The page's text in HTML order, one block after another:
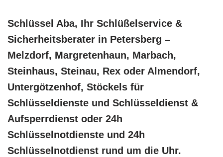
Schlüssel Aba, Ihr Schlüßelservice &
Sicherheitsberater in Petersberg –
Melzdorf, Margretenhaun, Marbach,
Steinhaus, Steinau, Rex oder Almendorf,
Untergötzenhof, Stöckels für
Schlüsseldienste und Schlüsseldienst &
Aufsperrdienst oder 24h
Schlüsselnotdienste und 24h
Schlüsselnotdienst rund um die Uhr.